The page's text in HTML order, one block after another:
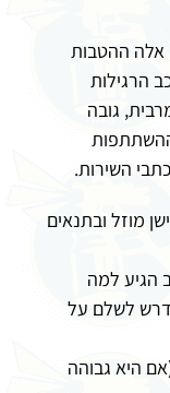
אלה ההטבות
הרגילות
גובה
השירות.
מוזל ובתנאים
הגיע למה
לשלם על
היא גבוהה